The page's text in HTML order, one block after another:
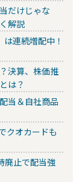
だけじゃな
解説
連続増配中！
決算、株価推
は？
当＆自社商品
クオカードも
廃止で配当強